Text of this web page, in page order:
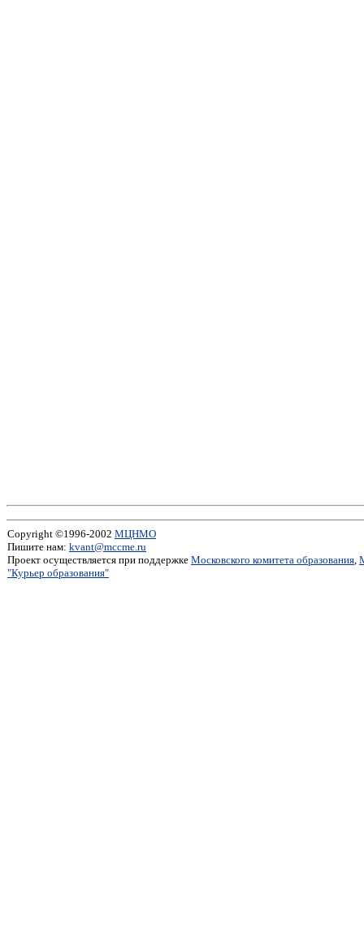
Copyright ©1996-2002 МЦНМО
Пишите нам: kvant@mccme.ru
Проект осуществляется при поддержке Московского комитета образования,
"Курьер образования"